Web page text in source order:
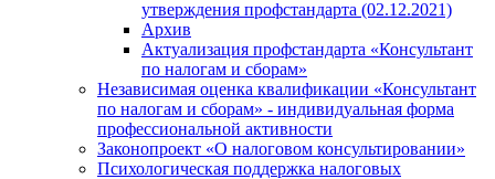
утверждения профстандарта (02.12.2021)
Архив
Актуализация профстандарта «Консультант
по налогам и сборам»
Независимая оценка квалификации «Консультант
по налогам и сборам» - индивидуальная форма
профессиональной активности
Законопроект «О налоговом консультировании»
Психологическая поддержка налоговых